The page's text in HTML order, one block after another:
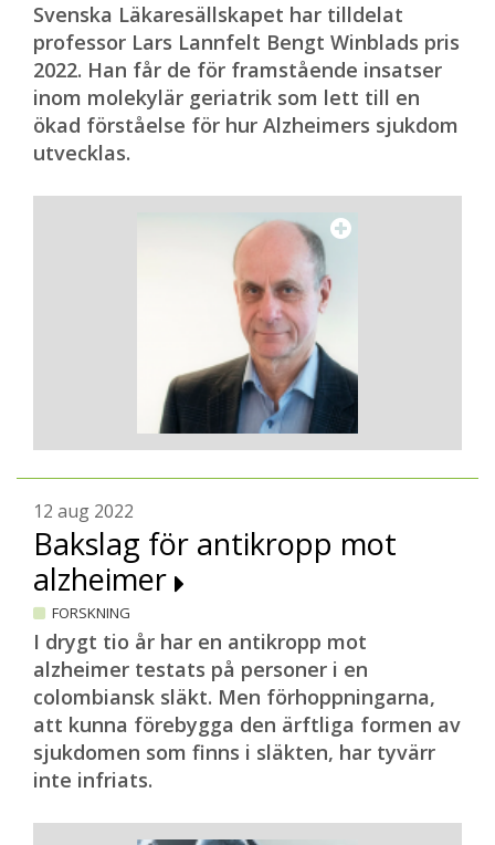
Svenska Läkaresällskapet har tilldelat
professor Lars Lannfelt Bengt Winblads pris
2022. Han får de för framstående insatser
inom molekylär geriatrik som lett till en
ökad förståelse för hur Alzheimers sjukdom
utvecklas.
12 aug 2022
Bakslag för antikropp mot
alzheimer
FORSKNING
I drygt tio år har en antikropp mot
alzheimer testats på personer i en
colombiansk släkt. Men förhoppningarna,
att kunna förebygga den ärftliga formen av
sjukdomen som finns i släkten, har tyvärr
inte infriats.